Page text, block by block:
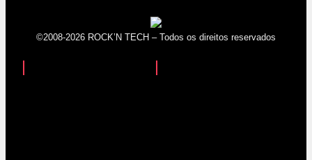
©2008-2026 ROCK’N TECH – Todos os direitos reservados